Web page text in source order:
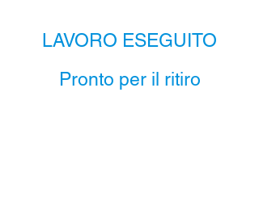
LAVORO ESEGUITO
Pronto per il ritiro